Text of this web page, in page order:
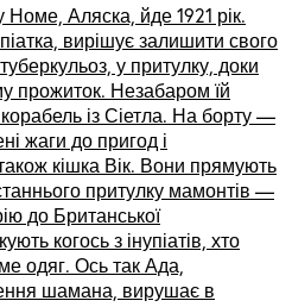
Номе, Аляска, йде 1921 рік.
вирішує залишити свого
у притулку, доки
прожиток. Незабаром їй
із Сіетла. На борту —
жаги до пригод і
кішка Вік. Вони прямують
притулку мамонтів —
до Британської
когось з інупіатів, хто
одяг. Ось так Ада,
шамана, вирушає в